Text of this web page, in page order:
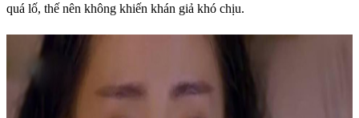
quá lố, thế nên không khiến khán giả khó chịu.